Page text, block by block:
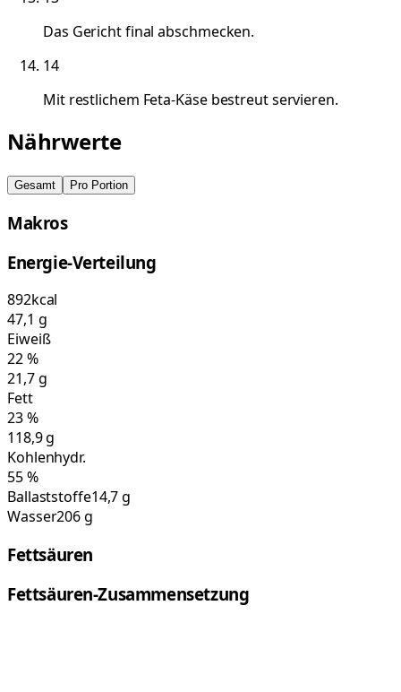
Das Gericht final abschmecken.
14
Mit restlichem Feta-Käse bestreut servieren.
Nährwerte
Gesamt Pro Portion
Makros
Energie-Verteilung
892kcal
47,1 g
Eiweiß
22%
21,7g
Fett
23%
118,9g
Kohlenhydr.
55%
Ballaststoffe14,7 g
Wasser206 g
Fettsäuren
Fettsäuren-Zusammensetzung